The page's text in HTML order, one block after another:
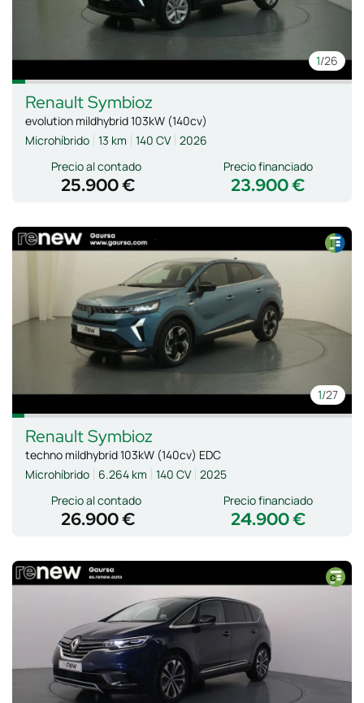
1/26
RenaultSymbioz
evolution mildhybrid 103kW (140cv)
Microhíbrido 13 km 140 CV 2026
Precio al contado
25.900 € 23.900 €
Precio financiado
1/27
RenaultSymbioz
techno mildhybrid 103kW (140cv) EDC
Microhíbrido
6.264 km 140 CV 2025
Precio al contado
26.900 € 24.900 €
Precio financiado